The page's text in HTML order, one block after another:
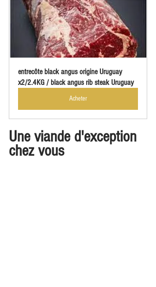
entrecôte black angus origine Uruguay
x2/2.4KG / black angus rib steak Uruguay
Acheter
Une viande d'exception
chez vous